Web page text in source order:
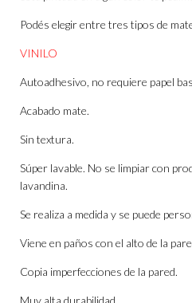
Podés elegir entre tres tipos de
VINILO
Autoadhesivo, no requiere papel
Acabado mate.
Sin textura.
Súper lavable. No se limpiar con
lavandina.
Se realiza a medida y se puede
Viene en paños con el alto de la
Copia imperfecciones de la pared.
Muy alta durabilidad